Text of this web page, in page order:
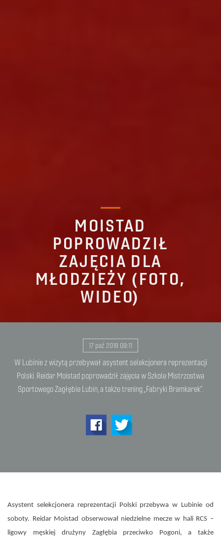
MOISTAD
POPROWADZIŁ
ZAJĘCIA DLA
MŁODZIEŻY (FOTO,
WIDEO)
17 paź 2019 09:11
W Lubinie z wizytą przebywał asystent selekcjonera reprezentacji
Polski. Reidar Moistad poprowadził zajęcia w Szkole Mistrzostwa
Sportowego Zagłębie Lubin, a także trening „Fabryki Bramkarek”.
Asystent selekcjonera reprezentacji Polski przebywa w Lubinie od
soboty. Reidar Moistad obserwował niedzielne mecze w hali RCS –
ligowy męskiej drużyny Zagłębia przeciwko Pogoni, a także